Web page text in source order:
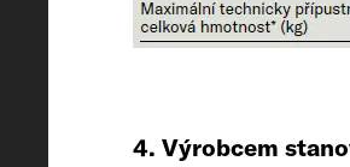
4. Výrobcem
3500
Povolená